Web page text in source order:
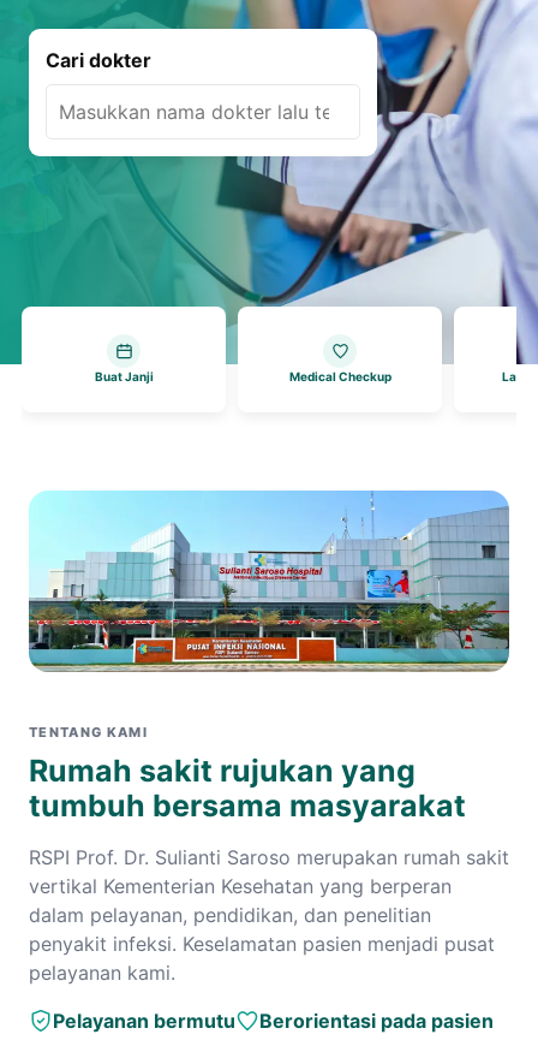
Cari dokter
Buat Janji Medical Checkup
TENTANG KAMI
Rumah sakit rujukan yang
tumbuh bersama masyarakat
RSPI Prof. Dr. Sulianti Saroso merupakan rumah sakit
vertikal Kementerian Kesehatan yang berperan
dalam pelayanan, pendidikan, dan penelitian
penyakit infeksi. Keselamatan pasien menjadi pusat
pelayanan kami.
Pelayanan bermutu
Berorientasi pada pasien